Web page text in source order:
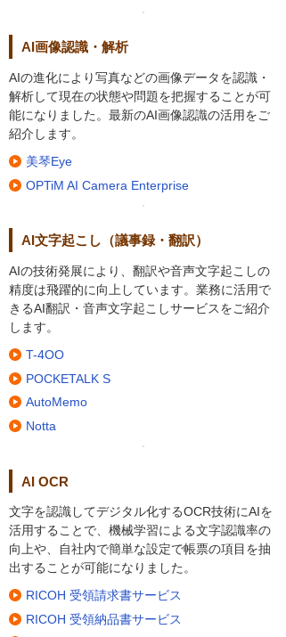
AI画像認識・解析
AIの進化により写真などの画像データを認識・
解析して現在の状態や問題を把握することが可
能になりました。最新のAI画像認識の活用をご
紹介します。
美琴Eye
OPTiM AI Camera Enterprise
AI文字起こし（議事録・翻訳）
AIの技術発展により、翻訳や音声文字起こしの
精度は飛躍的に向上しています。業務に活用で
きるAI翻訳・音声文字起こしサービスをご紹介
します。
T-4OO
POCKETALK S
AutoMemo
Notta
AI OCR
文字を認識してデジタル化するOCR技術にAIを
活用することで、機械学習による文字認識率の
向上や、自社内で簡単な設定で帳票の項目を抽
出することが可能になりました。
RICOH 受領請求書サービス
RICOH 受領納品書サービス